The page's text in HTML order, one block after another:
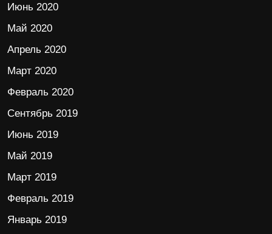
Июнь 2020
Май 2020
Апрель 2020
Март 2020
Февраль 2020
Сентябрь 2019
Июнь 2019
Май 2019
Март 2019
Февраль 2019
Январь 2019